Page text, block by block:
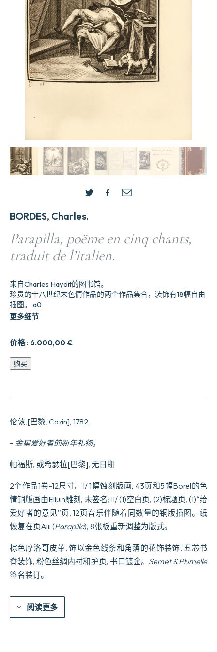
BORDES, Charles.
Parapilla, poëme en cinq chants,
traduit de l’italien.
价格 : 6.000,00 €
来自Charles Hayoit的图书馆。
珍贵的十八世纪末色情作品的两个作品集合，装饰有18幅自由
插图。 a0
更多细节
Parapilla,
po5me
l57italien.
量
购买
伦敦,[巴黎, Cazin], 1782.
– 金星爱好者的新年礼物。
帕福斯, 或希瑟拉[巴黎], 无日期
2个作品1卷-12尺寸。I/ 1幅蚀刻版画, 43页和5幅Borel的色
情铜版画由Elluin雕刻, 未签名; II/ (1)空白页, (2)标题页, (1)“给
爱好者的意见”页, 12页音乐伴随着同数量的铜版插图。纸
恢复在页Aiii (Parapilla), 8张板重新调整为版式。
棕色摩洛哥皮革, 饰以金色线条和角落的花饰装饰, 五芯书
脊装饰, 粉色丝绸内衬和护页, 书口镀金。 Semet & Plumelle
签名装订。
阅读更多